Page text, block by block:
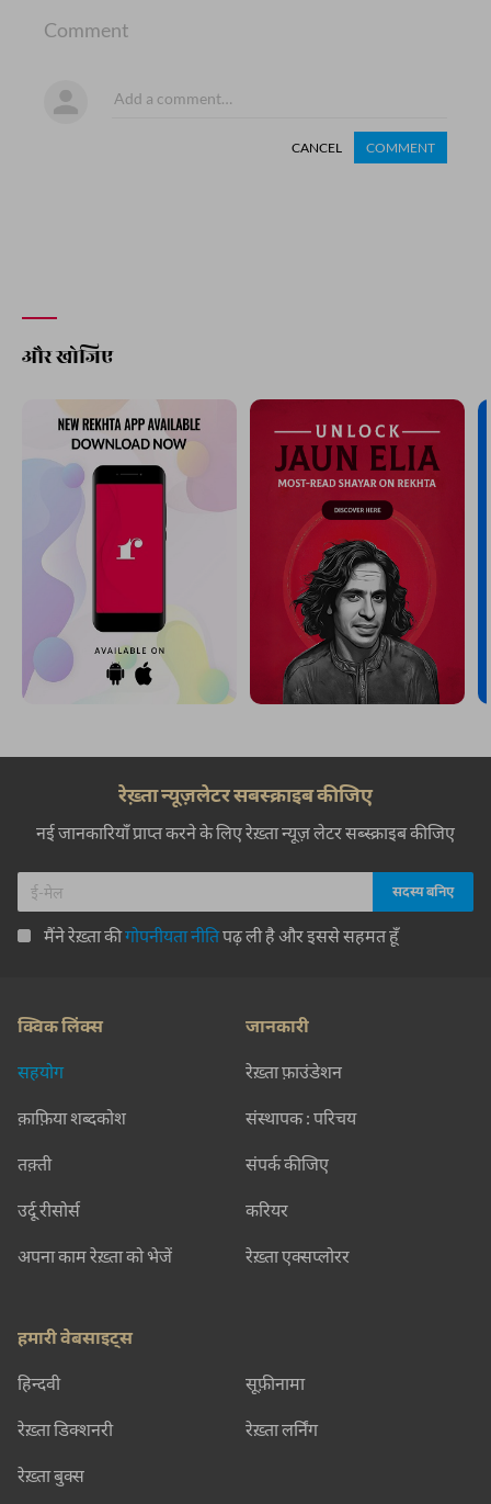
Comment
CANCEL COMMENT
और खोजिए
रेख़्ता न्यूज़लेटर सबस्क्राइब कीजिए
नई जानकारियाँ प्राप्त करने के लिए रेख़्ता न्यूज़ लेटर सब्स्क्राइब कीजिए
मैंने रेख़्ता कीगोपनीयता नीतिपढ़ ली है और इससे सहमत हूँ
क्विक लिंक्स
सहयोग
क़ाफ़िया शब्दकोश
तक़्ती
उर्दू रीसोर्स
अपना काम रेख़्ता को भेजें
जानकारी
रेख़्ता फ़ाउंडेशन
संस्थापक : परिचय
संपर्क कीजिए
करियर
रेख़्ता एक्सप्लोरर
हमारी वेबसाइट्स
हिन्दवी सूफ़ीनामा
रेख़्ता डिक्शनरी रेख़्ता लर्निंग
रेख़्ता बुक्स